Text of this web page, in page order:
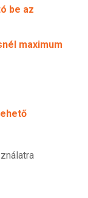
be az
maximum